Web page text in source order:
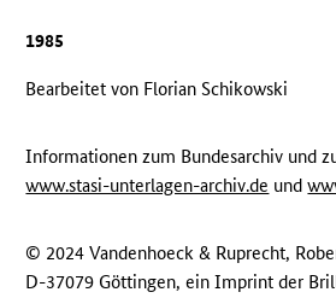
1985
Bearbeitet von Florian Schikowski
Informationen zum Bundesarchiv und
www.stasi-unterlagen-archiv.de und
© 2024 Vandenhoeck & Ruprecht,
D-37079 Göttingen, ein Imprint der